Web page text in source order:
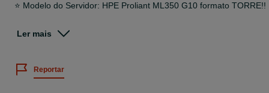
⭐ Modelo do Servidor: HPE Proliant ML350 G10 formato TORRE!!
⭐ Memoria RAM: 128GB DDR4 2400Mhz
⭐ 8 x 1.8TB SAS3 10K 12G
⭐ Suporta até 8 discos de 2.5" SAS/SATA/SSD
Ler mais
Reportar